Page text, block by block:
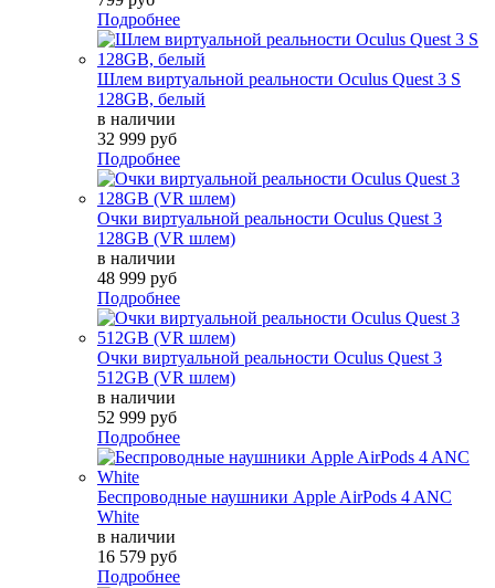
Подробнее
Шлем виртуальной реальности Oculus Quest 3 S
128GB, белый
в наличии
32 999 руб
Подробнее
Очки виртуальной реальности Oculus Quest 3
128GB (VR шлем)
в наличии
48 999 руб
Подробнее
Очки виртуальной реальности Oculus Quest 3
512GB (VR шлем)
в наличии
52 999 руб
Подробнее
Беспроводные наушники Apple AirPods 4 ANC
White
в наличии
16 579 руб
Подробнее